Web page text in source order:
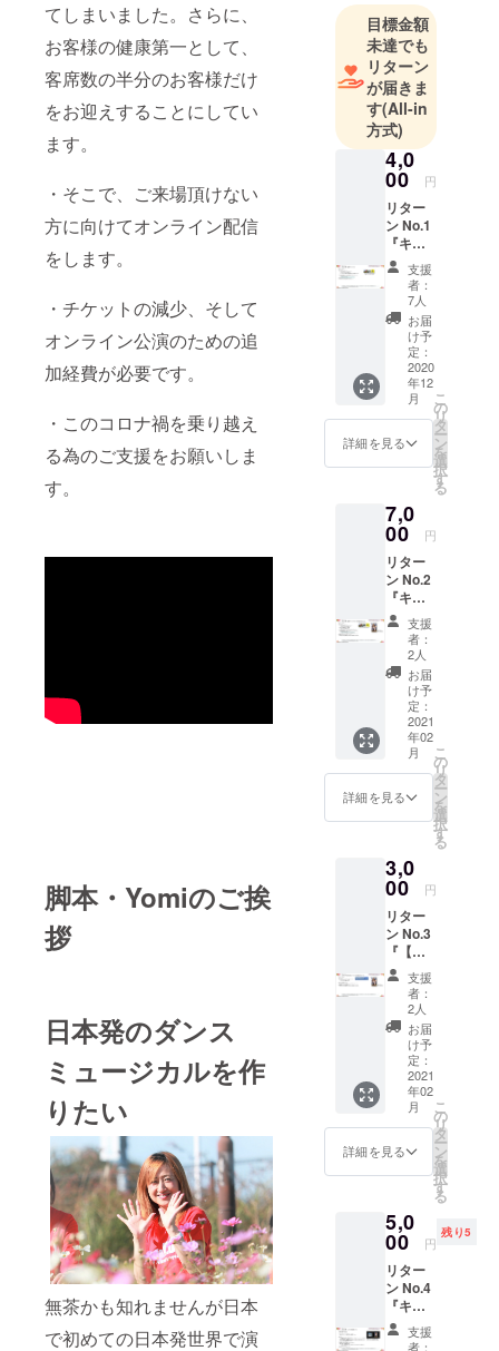
てしまいました。さらに、
お客様の健康第一として、
客席数の半分のお客様だけ
をお迎えすることにしてい
ます。
・そこで、ご来場頂けない
方に向けてオンライン配信
をします。
・チケットの減少、そして
オンライン公演のための追
加経費が必要です。
・このコロナ禍を乗り越え
る為のご支援をお願いしま
す。
脚本・Yomiのご挨
拶
日本発のダンス
ミュージカルを作
りたい
無茶かも知れませんが日本
で初めての日本発世界で演
目標金額
未達でも
リターン
が届きま
す(All-in
方式)
4,0
00 円
リター
ン No.1
『キャ
スト
別 自
由席チ
ケット
コー
ス』 ■
料金：
4,000
jpy ■リ
ターン
内容 ・
12月公
演 自
ケット
・チ
ケット
は電子
チケッ
トでの
お届け
となり
ます ・
12月に
個別
メール
で、お
届けし
ます ・
メール
アドレ
受信で
きるア
ドレス
を指定
して下
さい ■
説明 ・
12月公
演の自
由席チ
ケット
です。
観覧日
時をご
指定下
さい ・
指定席
村学園
公演チ
サイト
でお求
め下さ
い 指
支援
者：
7人
お届
け予
定：
2020
年12
月
詳細を見る
こ
の
リ
タ
ー
ン
を
選
択
す
る
7,0
00 円
リター
ン No.2
『キャ
スト
別 チ
ケット
＆キャ
ストか
らの御
礼ビデ
オコー
ス』 ■
料金：
7,000
jpy ■リ
ターン
12月公
演 自
由席チ
ケット
・チ
ケット
は電子
チケッ
トでの
お届け
となり
ます ・
12月に
事務局
から
メール
でお届
アドレ
スは、
pdfファ
イルを
受信で
きるア
ドレス
を指定
支援
者：
2人
お届
け予
定：
2021
年02
月
詳細を見る
こ
の
リ
タ
ー
ン
を
選
択
す
る
3,0
00 円
リター
ン No.3
『【チ
ケット
お持ち
の方向
け】
キャス
トから
の御礼
ビデオ
コー
ス』 ■
リター
ン内容
・5月公
ケット
をお持
ちの方
向けの
コース
です ・
キャス
トから
支援
者：
2人
お届
け予
定：
2021
年02
月
詳細を見る
こ
の
リ
タ
ー
ン
を
選
択
す
る
5,0
00 円
残り5
リター
ン No.4
『キャ
スト
別 オ
支援
者：